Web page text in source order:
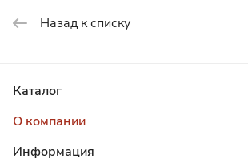
Назад к списку
Каталог
О компании
Информация